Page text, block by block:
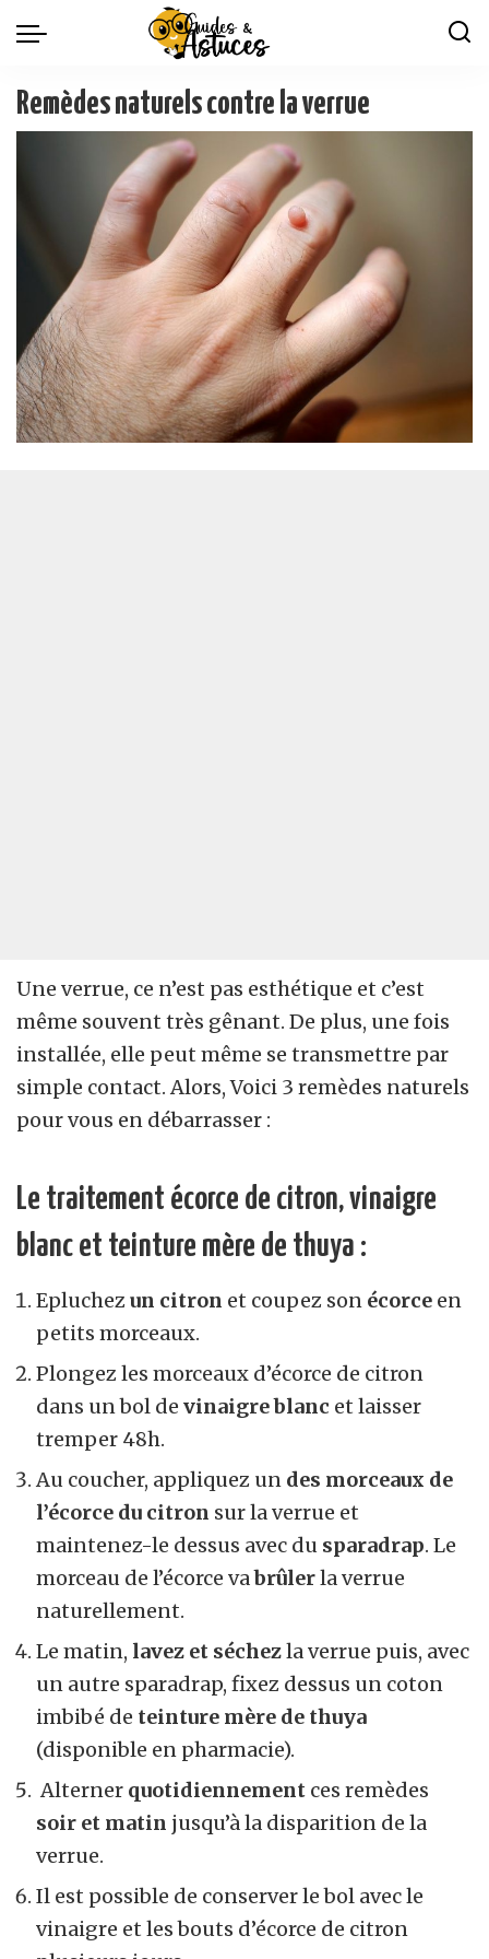
Remèdes naturels contre la verrue
Une verrue, ce n’est pas esthétique et c’est
même souvent très gênant. De plus, une fois
installée, elle peut même se transmettre par
simple contact. Alors, Voici 3 remèdes naturels
pour vous en débarrasser :
Le traitement écorce de citron, vinaigre
blanc et teinture mère de thuya :
Epluchezun citron et coupez son écorce en
petits morceaux.
Plongez les morceaux d’écorce de citron
dans un bol de vinaigre blanc et laisser
tremper 48h.
Au coucher, appliquez un des morceaux de
l’écorce du citron sur la verrue et
maintenez-le dessus avec du sparadrap. Le
morceau de l’écorce vabrûlerla verrue
naturellement.
Le matin, lavez et séchezla verrue puis, avec
un autre sparadrap, fixez dessus un coton
imbibé de teinture mère de thuya
(disponible en pharmacie).
Alterner quotidiennement ces remèdes
soir et matin jusqu’à la disparition de la
verrue.
Il est possible de conserver le bol avec le
vinaigre et les bouts d’écorce de citron